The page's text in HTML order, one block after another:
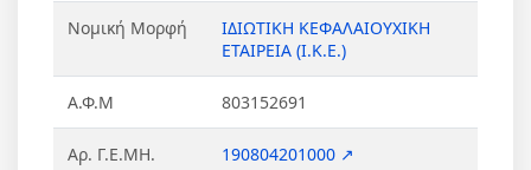
Νομική Μορφή
ΙΔΙΩΤΙΚΗ ΚΕΦΑΛΑΙΟΥΧΙΚΗ
ΕΤΑΙΡΕΙΑ (Ι.Κ.Ε.)
Α.Φ.Μ 803152691
Αρ. Γ.Ε.ΜΗ. 190804201000 ↗